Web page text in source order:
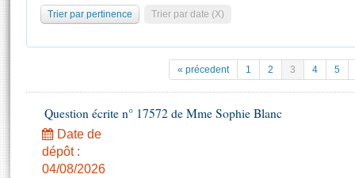
Pétitions
Projets de loi
Propositions de loi
Amendements
Textes adoptés
Statistiques et chiffres clés
Documents de référence
( Constitution | Règlement de l'Assemblée ... )
Histoire
Juniors
Contacts et plan d'accès
Photos libres de droit
Trier par pertinence Trier par date (X)
« précedent 1 2 3 4 5
Question écrite n° 17572 de Mme Sophie Blanc
Date de
dépôt :
04/08/2026